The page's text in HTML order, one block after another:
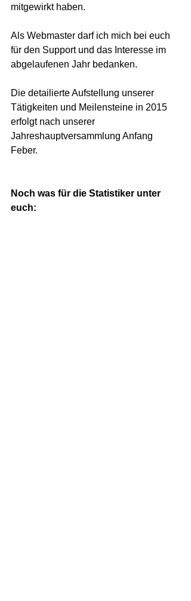
mitgewirkt haben.
Als Webmaster darf ich mich bei euch
für den Support und das Interesse im
abgelaufenen Jahr bedanken.
Die detailierte Aufstellung unserer
Tätigkeiten und Meilensteine in 2015
erfolgt nach unserer
Jahreshauptversammlung Anfang
Feber.
Noch was für die Statistiker unter
euch: